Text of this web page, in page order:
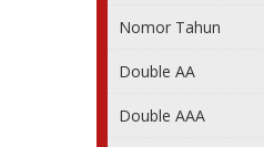
Nomor Tahun
Double AA
Double AAA